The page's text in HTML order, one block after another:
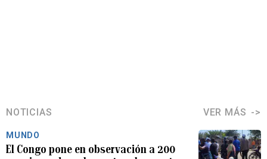
NOTICIAS VER MÁS
MUNDO
El Congo pone en observación a 200